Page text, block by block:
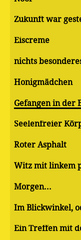
Zukunft war
Eiscreme
nichts
Honigmädchen
Gefangen in der
Seelenfreier
Roter Asphalt
Witz mit linkem
Morgen...
Im Blickwinkel,
Ein Treffen mit